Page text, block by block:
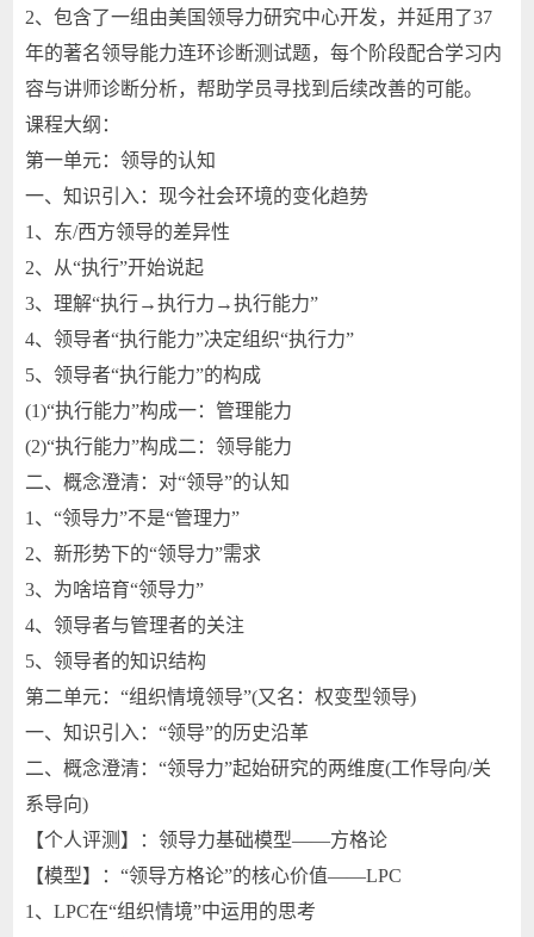
2、包含了一组由美国领导力研究中心开发，并延用了37
年的著名领导能力连环诊断测试题，每个阶段配合学习内
容与讲师诊断分析，帮助学员寻找到后续改善的可能。
课程大纲：
第一单元：领导的认知
一、知识引入：现今社会环境的变化趋势
1、东/西方领导的差异性
2、从“执行”开始说起
3、理解“执行→执行力→执行能力”
4、领导者“执行能力”决定组织“执行力”
5、领导者“执行能力”的构成
(1)“执行能力”构成一：管理能力
(2)“执行能力”构成二：领导能力
二、概念澄清：对“领导”的认知
1、“领导力”不是“管理力”
2、新形势下的“领导力”需求
3、为啥培育“领导力”
4、领导者与管理者的关注
5、领导者的知识结构
第二单元：“组织情境领导”(又名：权变型领导)
一、知识引入：“领导”的历史沿革
二、概念澄清：“领导力”起始研究的两维度(工作导向/关
系导向)
【个人评测】：领导力基础模型——方格论
【模型】：“领导方格论”的核心价值——LPC
1、LPC在“组织情境”中运用的思考